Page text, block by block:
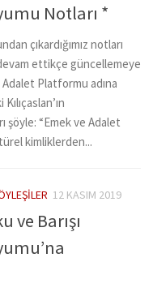
Notları *
çıkardığımız notları
ettikçe güncellemeye
Platformu adına
şöyle: “Emek ve Adalet
kimliklerden...
12 KASIM 2019
ve Barışı